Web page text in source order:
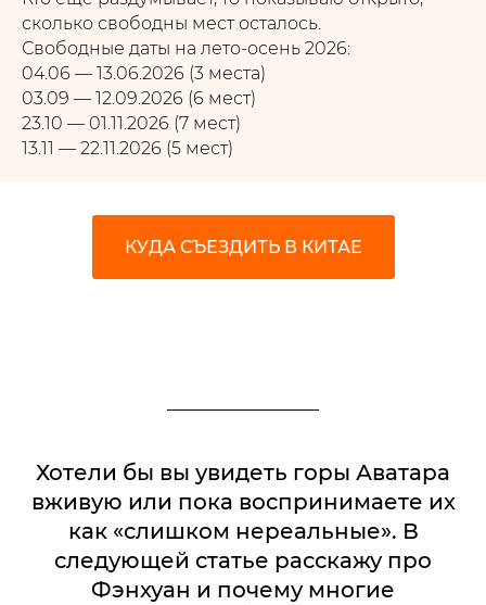
сколько свободны мест осталось.
Свободные даты на лето-осень 2026:
04.06 — 13.06.2026 (3 места)
03.09 — 12.09.2026 (6 мест)
23.10 — 01.11.2026 (7 мест)
13.11 — 22.11.2026 (5 мест)
КУДА СЪЕЗДИТЬ В КИТАЕ
Хотели бы вы увидеть горы Аватара
вживую или пока воспринимаете их
как «слишком нереальные». В
следующей статье расскажу про
Фэнхуан и почему многие